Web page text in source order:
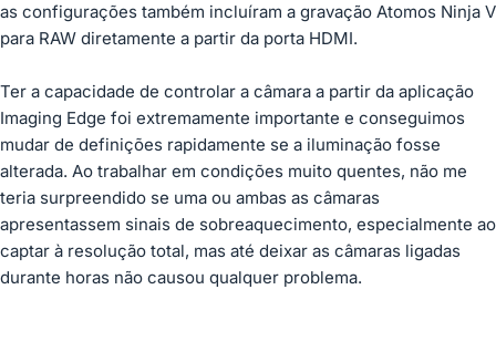
as configurações também incluíram a gravação Atomos Ninja V
para RAW diretamente a partir da porta HDMI.
Ter a capacidade de controlar a câmara a partir da aplicação
Imaging Edge foi extremamente importante e conseguimos
mudar de definições rapidamente se a iluminação fosse
alterada. Ao trabalhar em condições muito quentes, não me
teria surpreendido se uma ou ambas as câmaras
apresentassem sinais de sobreaquecimento, especialmente ao
captar à resolução total, mas até deixar as câmaras ligadas
durante horas não causou qualquer problema.